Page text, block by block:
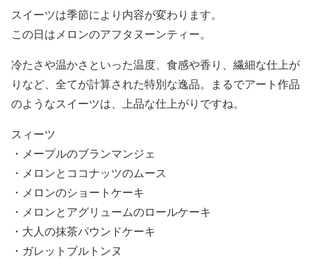
スイーツは季節により内容が変わります。
この日はメロンのアフタヌーンティー。
冷たさや温かさといった温度、食感や香り、繊細な仕上が
りなど、全てが計算された特別な逸品。まるでアート作品
のようなスイーツは、上品な仕上がりですね。
スィーツ
・メープルのブランマンジェ
・メロンとココナッツのムース
・メロンのショートケーキ
・メロンとアグリュームのロールケーキ
・大人の抹茶パウンドケーキ
・ガレットブルトンヌ